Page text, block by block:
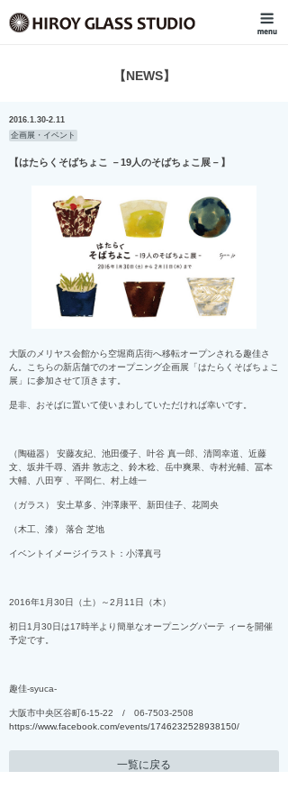
【NEWS】
2016.1.30-2.11
企画展・イベント
【はたらくそばちょこ －19人のそばちょこ展－】
大阪のメリヤス会館から空堀商店街へ移転オープンされる趣佳さ
ん。こちらの新店舗でのオープニング企画展「はたらくそばちょこ
展」に参加させて頂きます。
是非、おそばに置いて使いまわしていただければ幸いです。
（陶磁器） 安藤友紀、池田優子、叶谷 真一郎、清岡幸道、近藤
文、坂井千尋、酒井 敦志之、鈴木稔、岳中爽果、寺村光輔、冨本
大輔、八田亨 、平岡仁、村上雄一
（ガラス） 安土草多、沖澤康平、新田佳子、花岡央
（木工、漆） 落合 芝地
イベントイメージイラスト：小澤真弓
2016年1月30日（土）～2月11日（木）
初日1月30日は17時半より簡単なオープニングパーテ ィーを開催
予定です。
趣佳-syuca-
大阪市中央区谷町6-15-22 / 06-7503-2508
https://www.facebook.com/events/1746232528938150/
一覧に戻る